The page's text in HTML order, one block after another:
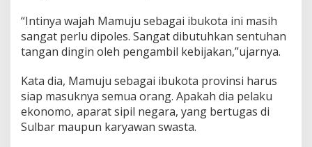
“Intinya wajah Mamuju sebagai ibukota ini masih
sangat perlu dipoles. Sangat dibutuhkan sentuhan
tangan dingin oleh pengambil kebijakan,”ujarnya.
Kata dia, Mamuju sebagai ibukota provinsi harus
siap masuknya semua orang. Apakah dia pelaku
ekonomo, aparat sipil negara, yang bertugas di
Sulbar maupun karyawan swasta.